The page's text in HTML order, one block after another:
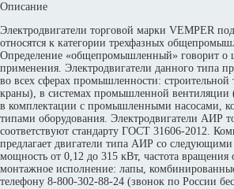
Описание
Электродвигатели торговой марки VEMPER
относятся к категории трехфазных
Определение «общепромышленный» говорит о
применения. Электродвигатели данного типа
во всех сферах промышленности:
краны), в системах промышленной вентиляции
в комплектации с промышленными насосами,
типами оборудования. Электродвигатели АИР
соответствуют стандарту ГОСТ 31606-2012.
предлагает двигатели типа АИР со следующими
мощность от 0,12 до 315 кВт, частота
монтажное исполнение: лапы,
телефону 8-800-302-88-24 (звонок по России